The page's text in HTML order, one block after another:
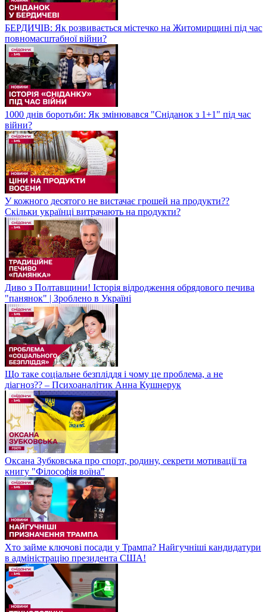
БЕРДИЧІВ: Як розвивається містечко на Житомирщині під час
повномасштабної війни?
1000 днів боротьби: Як змінювався "Сніданок з 1+1" під час
війни?
У кожного десятого не вистачає грошей на продукти??
Скільки українці витрачають на продукти?
Диво з Полтавщини! Історія відродження обрядового печива
"панянок" | Зроблено в Україні
Що таке соціальне безпліддя і чому це проблема, а не
діагноз?? – Психоаналітик Анна Кушнерук
Оксана Зубковська про спорт, родину, секрети мотивації та
книгу "Філософія воїна"
Хто займе ключові посади у Трампа? Найгучніші кандидатури
в адміністрацію президента США!